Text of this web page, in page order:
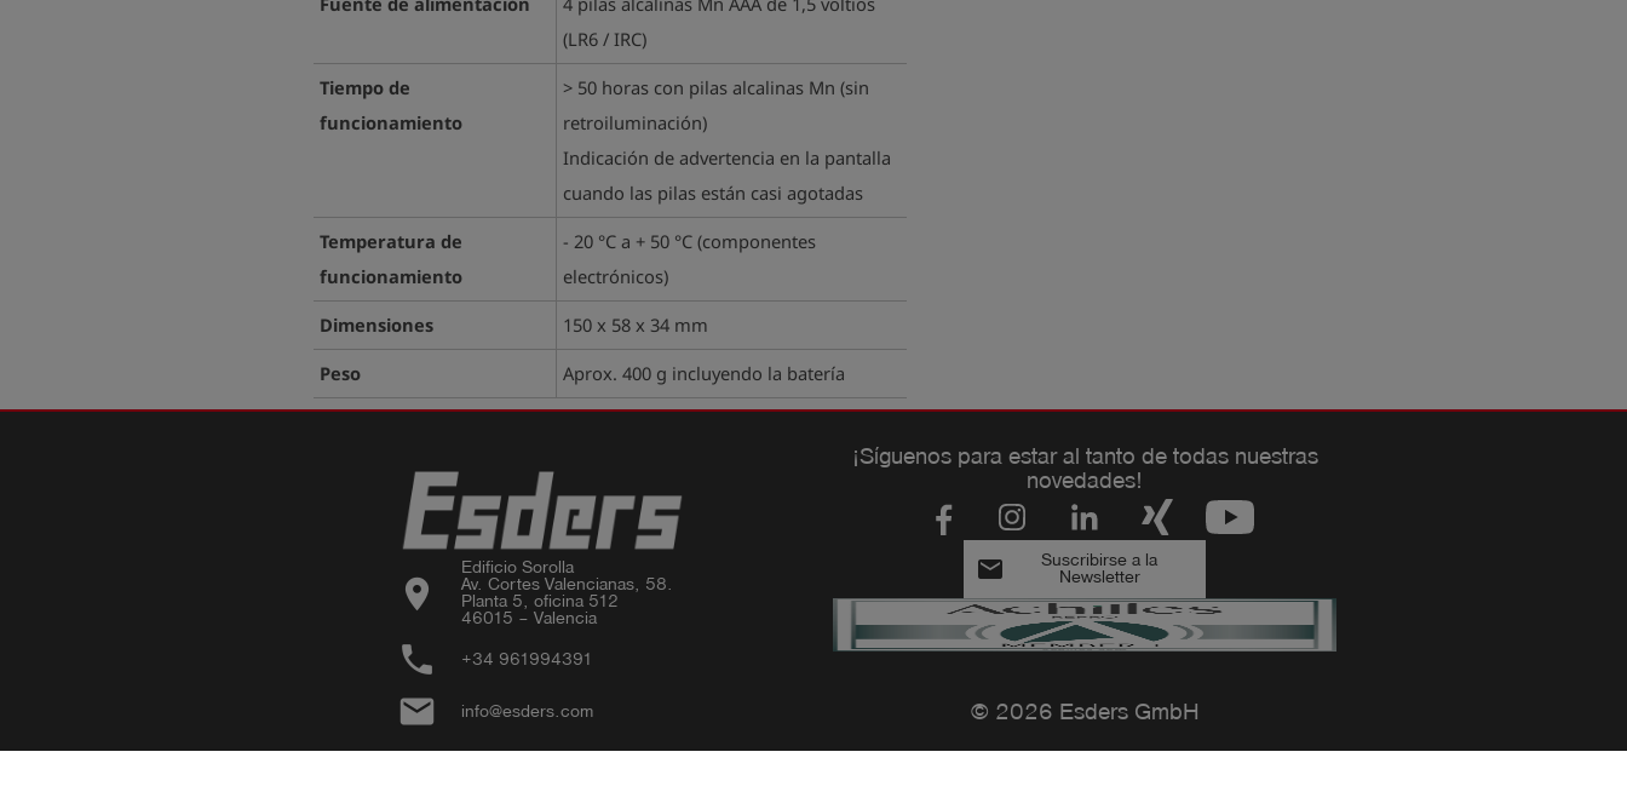
(LR6 / IRC)
Tiempo de
funcionamiento
> 50 horas con pilas alcalinas Mn (sin
retroiluminación)
Indicación de advertencia en la pantalla
cuando las pilas están casi agotadas
Temperatura de
funcionamiento
- 20 °C a + 50 °C (componentes
electrónicos)
Dimensiones
150 x 58 x 34 mm
Peso
Aprox. 400 g incluyendo la batería
location_on
Edificio Sorolla
Av. Cortes Valencianas, 58.
Planta 5, oficina 512
46015 – Valencia
phone +34 961994391
email info@esders.com
¡Síguenos para estar al tanto de todas nuestras
novedades!
email
Suscribirse a la
Newsletter
© 2026 Esders GmbH